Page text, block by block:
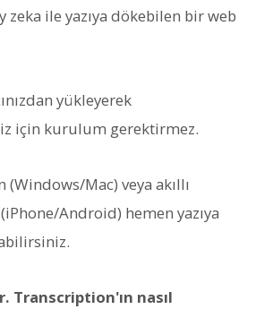
zeka ile yazıya dökebilen bir web
yükleyerek
için kurulum gerektirmez.
(Windows/Mac) veya akıllı
Android) hemen yazıya
Transcription'ın nasıl